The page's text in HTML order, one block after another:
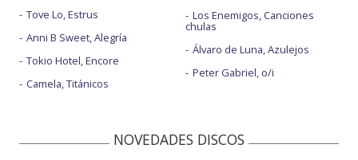
Tove Lo, Estrus
Anni B Sweet, Alegría
Tokio Hotel, Encore
Camela, Titánicos
Los Enemigos, Canciones
chulas
Álvaro de Luna, Azulejos
Peter Gabriel, o/i
NOVEDADES DISCOS